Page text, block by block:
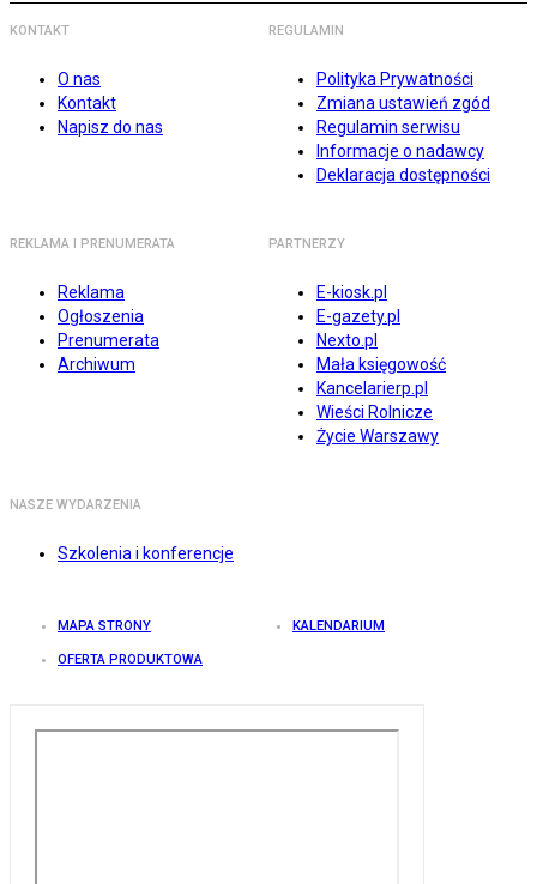
KONTAKT
O nas
Kontakt
Napisz do nas
REGULAMIN
Polityka Prywatności
Zmiana ustawień zgód
Regulamin serwisu
Informacje o nadawcy
Deklaracja dostępności
REKLAMA I PRENUMERATA
Reklama
Ogłoszenia
Prenumerata
Archiwum
PARTNERZY
E-kiosk.pl
E-gazety.pl
Nexto.pl
Mała księgowość
Kancelarierp.pl
Wieści Rolnicze
Życie Warszawy
NASZE WYDARZENIA
Szkolenia i konferencje
MAPA STRONY KALENDARIUM
OFERTA PRODUKTOWA